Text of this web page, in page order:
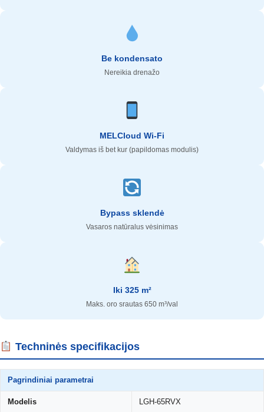
Be kondensato
Nereikia drenažo
MELCloud Wi-Fi
Valdymas iš bet kur (papildomas modulis)
Bypass sklendė
Vasaros natūralus vėsinimas
Iki 325 m²
Maks. oro srautas 650 m³/val
Techninės specifikacijos
Pagrindiniai parametrai
Modelis LGH-65RVX